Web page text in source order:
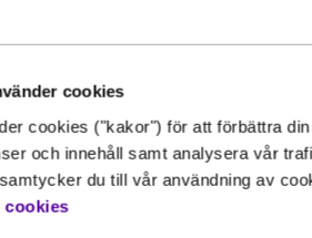
cookies
cookies ("kakor") för att förbättra
och innehåll samt analysera vår
du till vår användning av
cookies
– hitta rätt
som passar
för att
om den här